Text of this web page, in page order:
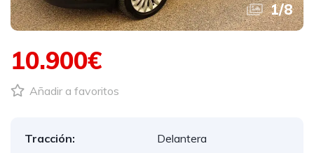
1/8
10.900€
Añadir a favoritos
Tracción:
Delantera